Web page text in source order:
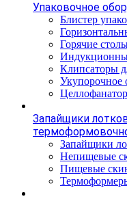
Упаковочное
Блистер
Горячие
Клипсаторы
Укупорочное
Запайщики
Запайщики
Непищевые
Пищевые